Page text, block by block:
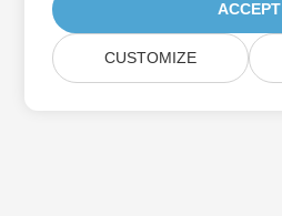
ACCEPT
CUSTOMIZE